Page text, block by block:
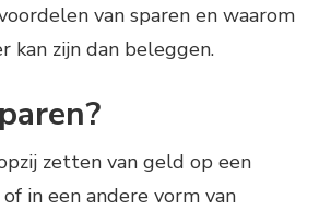
van sparen en waarom
kan zijn dan beleggen.
zetten van geld op een
in een andere vorm van